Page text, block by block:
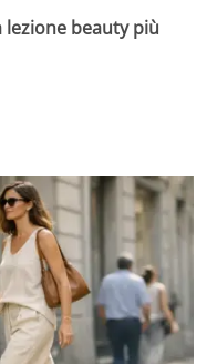
lezione beauty più